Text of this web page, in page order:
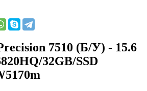
7510 (Б/У) - 15.6
32GB/SSD